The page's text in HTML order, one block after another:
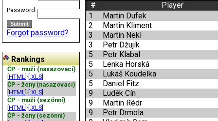
Password:
Forgot password?
Rankings
ČP - muži (nasazovací)
HTML ]· [.XLS]
ČP - ženy (nasazovací)
HTML ]· [.XLS]
ČP - muži (sezónní)
HTML ]· [.XLS]
ČP - ženy (sezónní)
#
Player
1
Martin Dufek
2
Martin Kliment
3
Martin Nekl
3
Petr Džujík
5
Petr Klabal
5
Lenka Horská
5
Lukáš Koudelka
5
Daniel Fitz
9
Luděk Cín
9
Martin Rédr
9
Petr Drmola